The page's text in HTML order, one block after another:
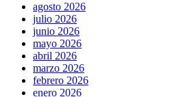
agosto 2026
julio 2026
junio 2026
mayo 2026
abril 2026
marzo 2026
febrero 2026
enero 2026